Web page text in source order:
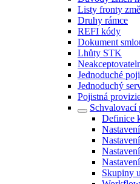
Listy fronty
Druhy rámce
REFI kódy
Dokument
Lhůty STK
Jednoduché
Jednoduchý
Pojistná
Schvalovací
Definice
Skupiny